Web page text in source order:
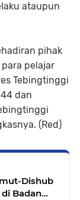
ataupun
pihak
pelajar
Tebingtinggi
dan
(Red)
Dishub
Badan